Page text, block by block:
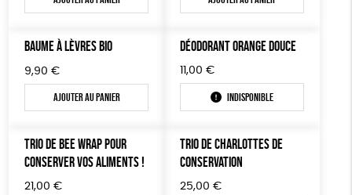
BAUME À LÈVRES BIO
9,90 €
Ajouter au panier
DÉODORANT ORANGE DOUCE
11,00 €
Indisponible
TRIO DE BEE WRAP POUR
CONSERVER VOS ALIMENTS !
21,00 €
TRIO DE CHARLOTTES DE
CONSERVATION
25,00 €